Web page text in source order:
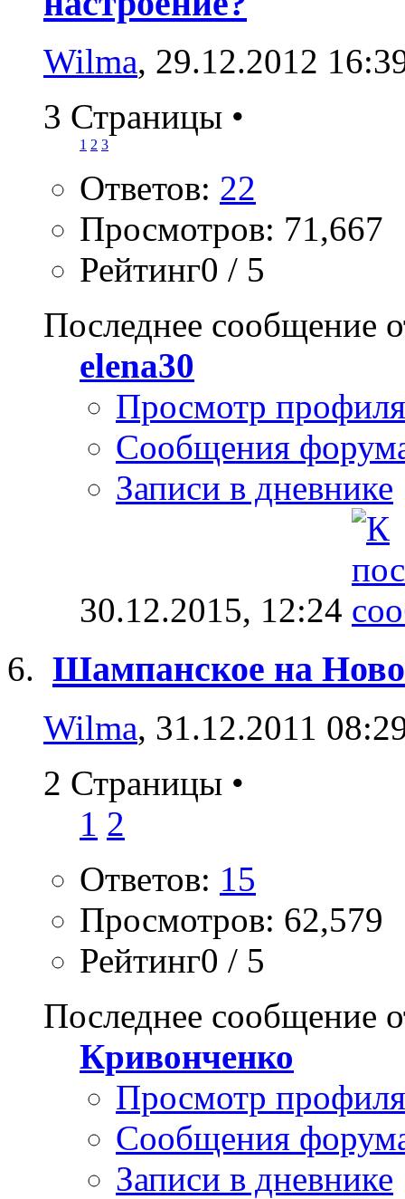
Wilma, 29.12.2012
3 Страницы •
1 2 3
Ответов: 22
Просмотров: 71,667
Рейтинг0 / 5
Последнее сообщение
elena30
Просмотр профиля
Сообщения
Записи в дневнике
30.12.2015, 12:24
Шампанское на
Wilma, 31.12.2011
2 Страницы •
1 2
Ответов: 15
Просмотров: 62,579
Рейтинг0 / 5
Последнее сообщение
Кривонченко
Просмотр профиля
Сообщения
Записи в дневнике